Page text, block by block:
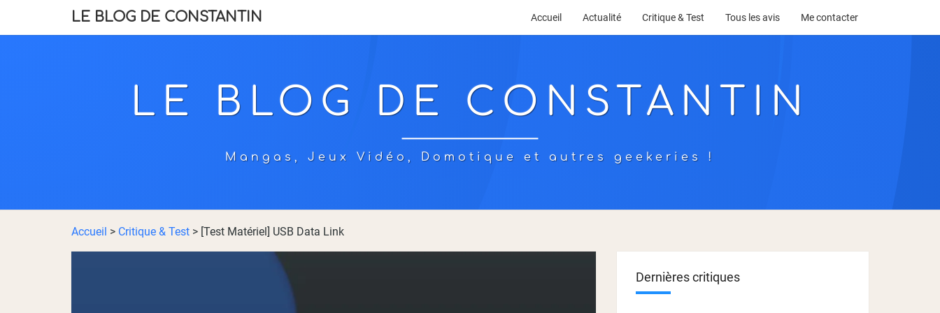
LE BLOG DE CONSTANTIN Accueil Actualité Critique & Test Tous les avis Me contacter
LE BLOG DE CONSTANTIN
Mangas, Jeux Vidéo, Domotique et autres geekeries !
Accueil > Critique & Test > [Test Matériel] USB Data Link
Dernières critiques